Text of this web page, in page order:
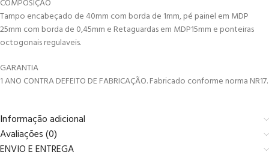
COMPOSIÇÃO
Tampo encabeçado de 40mm com borda de 1mm, pé painel em MDP
25mm com borda de 0,45mm e Retaguardas em MDP15mm e ponteiras
octogonais regulaveis.
GARANTIA
1 ANO CONTRA DEFEITO DE FABRICAÇÃO. Fabricado conforme norma NR17.
Informação adicional
Avaliações (0)
ENVIO E ENTREGA